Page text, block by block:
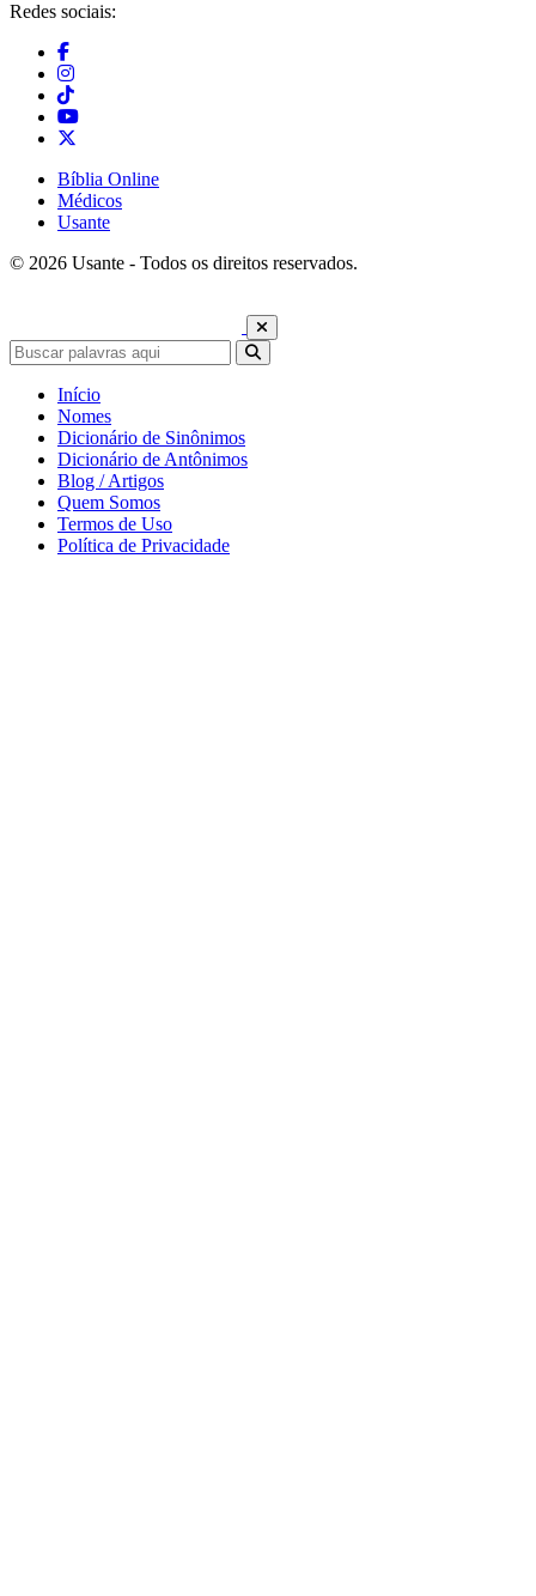
Redes sociais:
Bíblia Online
Médicos
Usante
© 2026 Usante - Todos os direitos reservados.
Início
Nomes
Dicionário de Sinônimos
Dicionário de Antônimos
Blog / Artigos
Quem Somos
Termos de Uso
Política de Privacidade